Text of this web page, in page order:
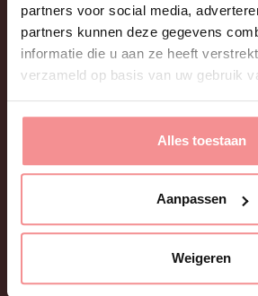
partners voor social media,
partners kunnen deze gegevens
informatie die u aan ze heeft
verzameld op basis van uw gebruik
Alles toestaan
Aanpassen
Weigeren
Wil je onze nieuwsbrief
sexfacts en updates? Afmelden is